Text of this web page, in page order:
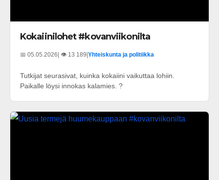
Kokaiinilohet #kovanviikonilta
📅 05.05.2026 | 👁️ 13 189 Yhteiskunta ja politiikka
Tutkijat seurasivat, kuinka kokaiini vaikuttaa lohiin.
Paikalle löysi innokas kalamies. ?